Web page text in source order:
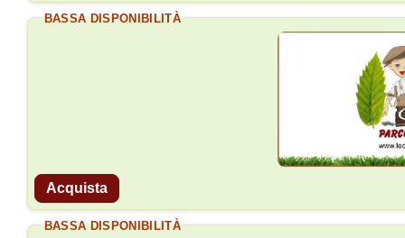
BASSA DISPONIBILITÀ
Acquista
BASSA DISPONIBILITÀ